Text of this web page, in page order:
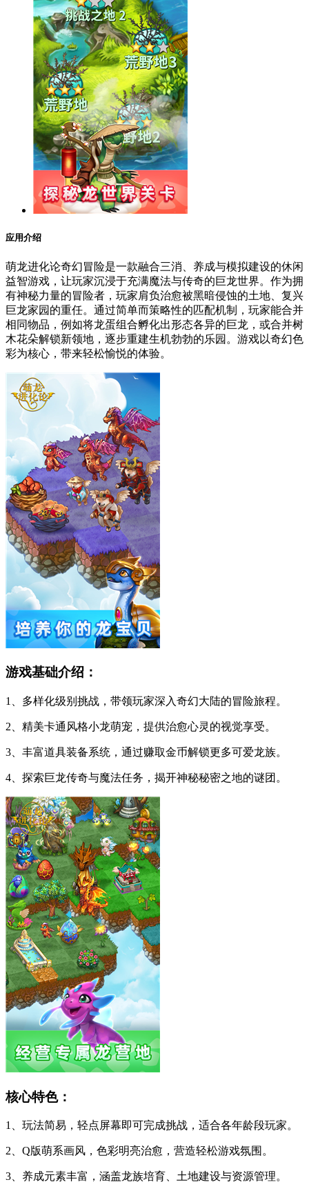
应用介绍
萌龙进化论奇幻冒险是一款融合三消、养成与模拟建设的休闲
益智游戏，让玩家沉浸于充满魔法与传奇的巨龙世界。作为拥
有神秘力量的冒险者，玩家肩负治愈被黑暗侵蚀的土地、复兴
巨龙家园的重任。通过简单而策略性的匹配机制，玩家能合并
相同物品，例如将龙蛋组合孵化出形态各异的巨龙，或合并树
木花朵解锁新领地，逐步重建生机勃勃的乐园。游戏以奇幻色
彩为核心，带来轻松愉悦的体验。
游戏基础介绍：
1、多样化级别挑战，带领玩家深入奇幻大陆的冒险旅程。
2、精美卡通风格小龙萌宠，提供治愈心灵的视觉享受。
3、丰富道具装备系统，通过赚取金币解锁更多可爱龙族。
4、探索巨龙传奇与魔法任务，揭开神秘秘密之地的谜团。
核心特色：
1、玩法简易，轻点屏幕即可完成挑战，适合各年龄段玩家。
2、Q版萌系画风，色彩明亮治愈，营造轻松游戏氛围。
3、养成元素丰富，涵盖龙族培育、土地建设与资源管理。